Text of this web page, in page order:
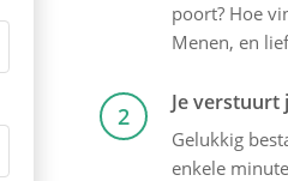
poort? Hoe
Menen, en
2 Je verstuurt
Gelukkig
enkele